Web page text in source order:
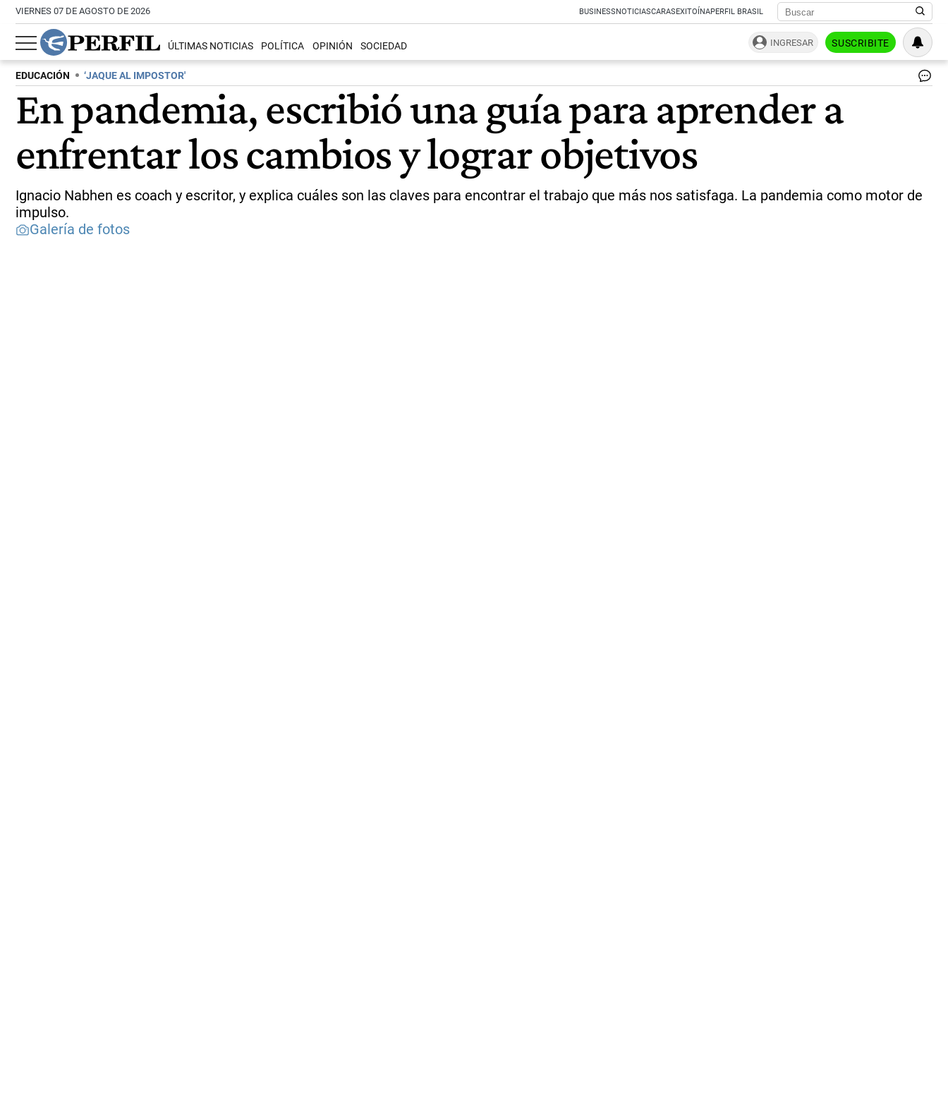
VIERNES 07 DE AGOSTO DE 2026 BUSINESSNOTICIASCARASEXITOÍNAPERFIL BRASIL
ÚLTIMAS NOTICIAS POLÍTICA OPINIÓN SOCIEDAD INGRESAR SUSCRIBITE
EDUCACIÓN ‘JAQUE AL IMPOSTOR'
En pandemia, escribió una guía para aprender a
enfrentar los cambios y lograr objetivos
Ignacio Nabhen es coach y escritor, y explica cuáles son las claves para encontrar el trabajo que más nos satisfaga. La pandemia como motor de
impulso.
Galería de fotos